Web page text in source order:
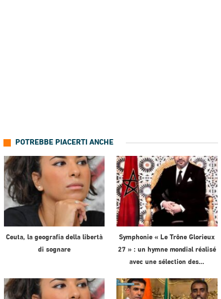
POTREBBE PIACERTI ANCHE
Ceuta, la geografia della libertà
di sognare
Symphonie « Le Trône Glorieux
27 » : un hymne mondial réalisé
avec une sélection des…